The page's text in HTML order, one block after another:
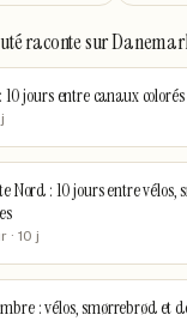
racontesur
10 jours entre canaux
Nord : 10 jours entre vélos,
· 10 j
: vélos, smørrebrød et